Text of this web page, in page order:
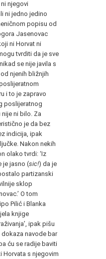
njegovi
ni jedno jedino
popisu od
Jasenovac
ni Horvat ni
tvrditi da je sve
se nije javila s
njenih bližnjih
i to je zapravo
poslijeratnog
ni bilo. Za
je da bez
indicija, ipak
Nakon nekih
olako tvrdi: ‘Iz
je jasno (sic!) da je
partizanski
sklop
O tom
Pilić i Blanka
knjige
ipak pišu
navode bar
ću se radije baviti
Horvata s njegovim